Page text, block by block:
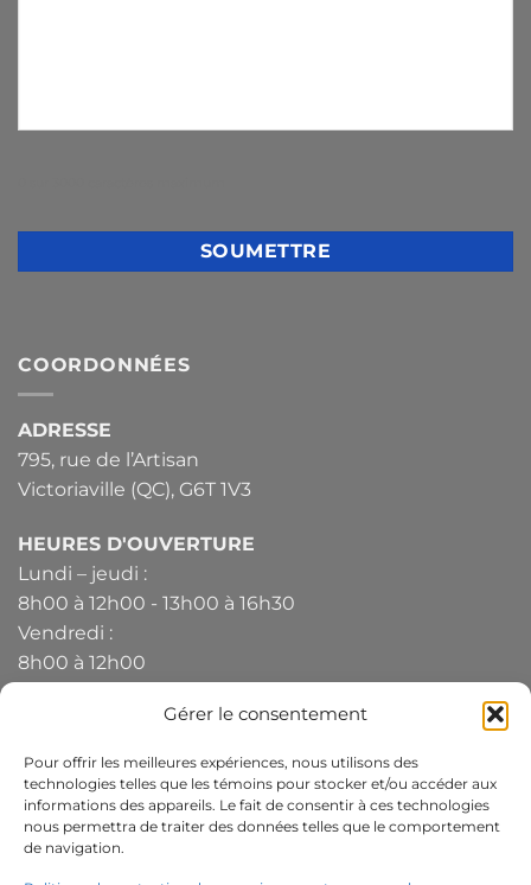
Gérer le consentement
Pour offrir les meilleures expériences, nous utilisons des
technologies telles que les témoins pour stocker et/ou accéder aux
informations des appareils. Le fait de consentir à ces technologies
nous permettra de traiter des données telles que le comportement
de navigation.
COORDONNÉES
ADRESSE
795, rue de l’Artisan
Victoriaville (QC), G6T 1V3
HEURES D'OUVERTURE
Lundi – jeudi :
8h00 à 12h00 - 13h00 à 16h30
Vendredi :
8h00 à 12h00
Responsable de la protection des
renseignements personnels:
Jean-Paul B. Lachapelle,